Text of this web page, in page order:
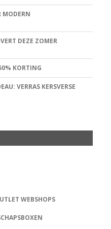
MODERN
DEZE ZOMER
KORTING
VERRAS KERSVERSE
WEBSHOPS